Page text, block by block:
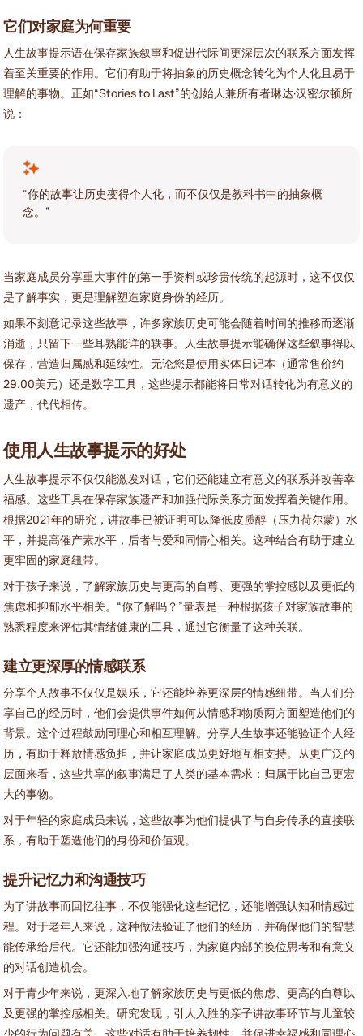
它们对家庭为何重要
人生故事提示语在保存家族叙事和促进代际间更深层次的联系方面发挥
着至关重要的作用。它们有助于将抽象的历史概念转化为个人化且易于
理解的事物。正如“Stories to Last”的创始人兼所有者琳达·汉密尔顿所
说：
“你的故事让历史变得个人化，而不仅仅是教科书中的抽象概
念。”
当家庭成员分享重大事件的第一手资料或珍贵传统的起源时，这不仅仅
是了解事实，更是理解塑造家庭身份的经历。
如果不刻意记录这些故事，许多家族历史可能会随着时间的推移而逐渐
消逝，只留下一些耳熟能详的轶事。人生故事提示能确保这些叙事得以
保存，营造归属感和延续性。无论您是使用实体日记本（通常售价约
29.00美元）还是数字工具，这些提示都能将日常对话转化为有意义的
遗产，代代相传。
使用人生故事提示的好处
人生故事提示不仅仅能激发对话，它们还能建立有意义的联系并改善幸
福感。这些工具在保存家族遗产和加强代际关系方面发挥着关键作用。
根据2021年的研究，讲故事已被证明可以降低皮质醇（压力荷尔蒙）水
平，并提高催产素水平，后者与爱和同情心相关。这种结合有助于建立
更牢固的家庭纽带。
对于孩子来说，了解家族历史与更高的自尊、更强的掌控感以及更低的
焦虑和抑郁水平相关。“你了解吗？”量表是一种根据孩子对家族故事的
熟悉程度来评估其情绪健康的工具，通过它衡量了这种关联。
建立更深厚的情感联系
分享个人故事不仅仅是娱乐，它还能培养更深层的情感纽带。当人们分
享自己的经历时，他们会提供事件如何从情感和物质两方面塑造他们的
背景。这个过程鼓励同理心和相互理解。分享人生故事还能验证个人经
历，有助于释放情感负担，并让家庭成员更好地互相支持。从更广泛的
层面来看，这些共享的叙事满足了人类的基本需求：归属于比自己更宏
大的事物。
对于年轻的家庭成员来说，这些故事为他们提供了与自身传承的直接联
系，有助于塑造他们的身份和价值观。
提升记忆力和沟通技巧
为了讲故事而回忆往事，不仅能强化这些记忆，还能增强认知和情感过
程。对于老年人来说，这种做法验证了他们的经历，并确保他们的智慧
能传承给后代。它还能加强沟通技巧，为家庭内部的换位思考和有意义
的对话创造机会。
对于青少年来说，更深入地了解家族历史与更低的焦虑、更高的自尊以
及更强的掌控感相关。研究发现，引人入胜的亲子讲故事环节与儿童较